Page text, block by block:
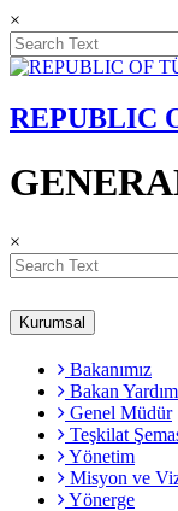
×
REPUBLIC
×
Kurumsal
Bakanımız
Bakan
Genel Müdür
Teşkilat
Yönetim
Misyon ve
Yönerge